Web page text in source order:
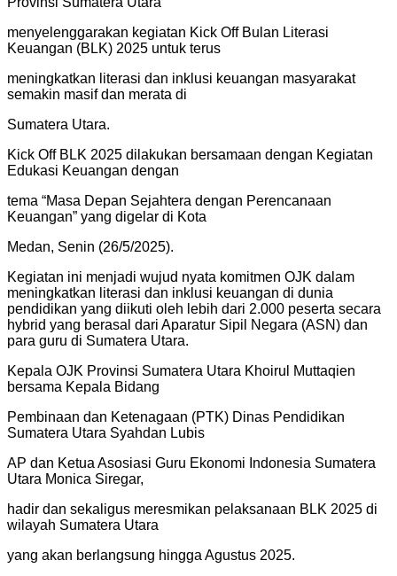
menyelenggarakan kegiatan Kick Off Bulan Literasi
Keuangan (BLK) 2025 untuk terus
meningkatkan literasi dan inklusi keuangan masyarakat
semakin masif dan merata di
Sumatera Utara.
Kick Off BLK 2025 dilakukan bersamaan dengan Kegiatan
Edukasi Keuangan dengan
tema “Masa Depan Sejahtera dengan Perencanaan
Keuangan” yang digelar di Kota
Medan, Senin (26/5/2025).
Kegiatan ini menjadi wujud nyata komitmen OJK dalam
meningkatkan literasi dan inklusi keuangan di dunia
pendidikan yang diikuti oleh lebih dari 2.000 peserta secara
hybrid yang berasal dari Aparatur Sipil Negara (ASN) dan
para guru di Sumatera Utara.
Kepala OJK Provinsi Sumatera Utara Khoirul Muttaqien
bersama Kepala Bidang
Pembinaan dan Ketenagaan (PTK) Dinas Pendidikan
Sumatera Utara Syahdan Lubis
AP dan Ketua Asosiasi Guru Ekonomi Indonesia Sumatera
Utara Monica Siregar,
hadir dan sekaligus meresmikan pelaksanaan BLK 2025 di
wilayah Sumatera Utara
yang akan berlangsung hingga Agustus 2025.